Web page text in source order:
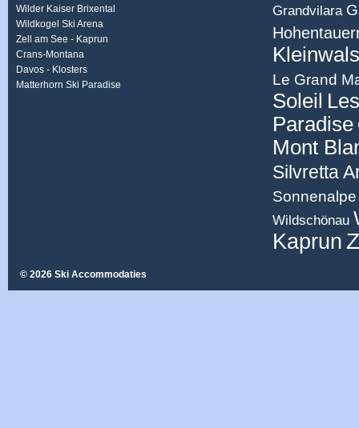
Wilder Kaiser Brixental
Wildkogel Ski Arena
Zell am See - Kaprun
Crans-Montana
Davos - Klosters
Matterhorn Ski Paradise
Grandvilara
Le Grand
Soleil
Paradise
Mont
Silvretta
Wildschönau
Kaprun
© 2026 Ski Accommodaties